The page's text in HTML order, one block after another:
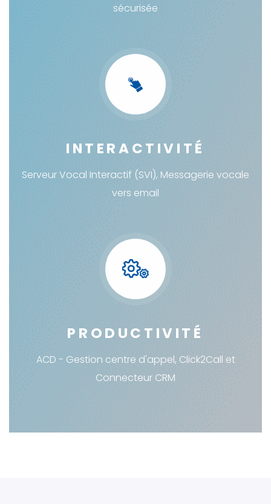
sécurisée
INTERACTIVITÉ
Serveur Vocal Interactif (SVI), Messagerie vocale
vers email
PRODUCTIVITÉ
ACD - Gestion centre d'appel, Click2Call et
Connecteur CRM